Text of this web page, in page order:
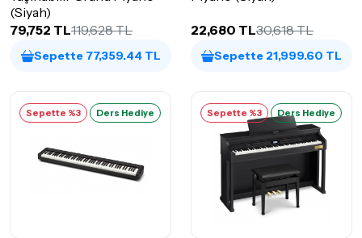
(Siyah)
79,752 TL119,628 TL
Sepette 77,359.44 TL
22,680 TL30,618 TL
Sepette 21,999.60 TL
Sepette %3 Ders Hediye Sepette %3 Ders Hediye